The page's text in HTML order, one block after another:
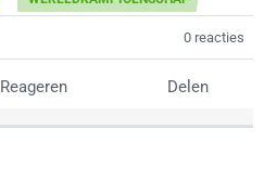
0 reacties
Reageren Delen